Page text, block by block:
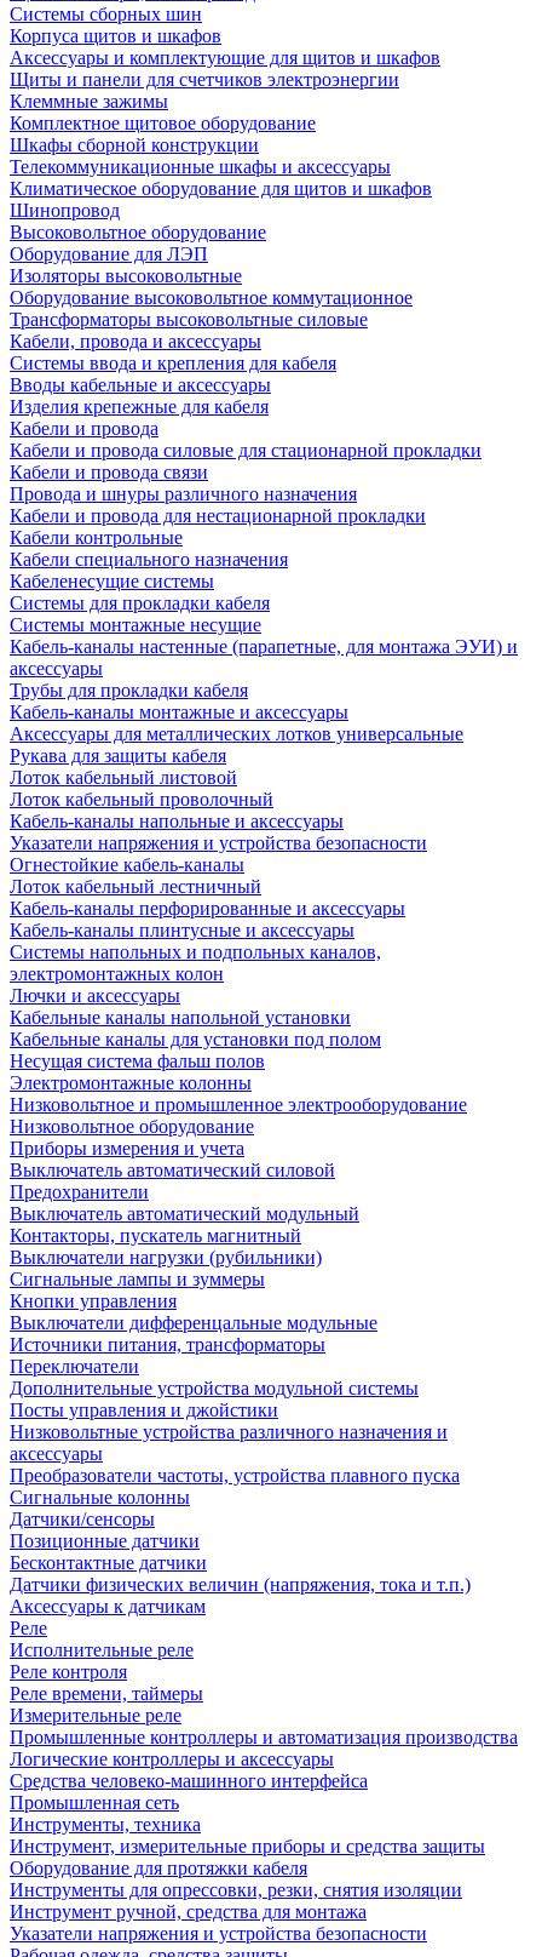
Системы сборных шин
Корпуса щитов и шкафов
Аксессуары и комплектующие для щитов и шкафов
Щиты и панели для счетчиков электроэнергии
Клеммные зажимы
Комплектное щитовое оборудование
Шкафы сборной конструкции
Телекоммуникационные шкафы и аксессуары
Климатическое оборудование для щитов и шкафов
Шинопровод
Высоковольтное оборудование
Оборудование для ЛЭП
Изоляторы высоковольтные
Оборудование высоковольтное коммутационное
Трансформаторы высоковольтные силовые
Кабели, провода и аксессуары
Системы ввода и крепления для кабеля
Вводы кабельные и аксессуары
Изделия крепежные для кабеля
Кабели и провода
Кабели и провода силовые для стационарной прокладки
Кабели и провода связи
Провода и шнуры различного назначения
Кабели и провода для нестационарной прокладки
Кабели контрольные
Кабели специального назначения
Кабеленесущие системы
Системы для прокладки кабеля
Системы монтажные несущие
Кабель-каналы настенные (парапетные, для монтажа ЭУИ) и
аксессуары
Трубы для прокладки кабеля
Кабель-каналы монтажные и аксессуары
Аксессуары для металлических лотков универсальные
Рукава для защиты кабеля
Лоток кабельный листовой
Лоток кабельный проволочный
Кабель-каналы напольные и аксессуары
Указатели напряжения и устройства безопасности
Огнестойкие кабель-каналы
Лоток кабельный лестничный
Кабель-каналы перфорированные и аксессуары
Кабель-каналы плинтусные и аксессуары
Системы напольных и подпольных каналов,
электромонтажных колон
Лючки и аксессуары
Кабельные каналы напольной установки
Кабельные каналы для установки под полом
Несущая система фальш полов
Электромонтажные колонны
Низковольтное и промышленное электрооборудование
Низковольтное оборудование
Приборы измерения и учета
Выключатель автоматический силовой
Предохранители
Выключатель автоматический модульный
Контакторы, пускатель магнитный
Выключатели нагрузки (рубильники)
Сигнальные лампы и зуммеры
Кнопки управления
Выключатели дифференцальные модульные
Источники питания, трансформаторы
Переключатели
Дополнительные устройства модульной системы
Посты управления и джойстики
Низковольтные устройства различного назначения и
аксессуары
Преобразователи частоты, устройства плавного пуска
Сигнальные колонны
Датчики/сенсоры
Позиционные датчики
Бесконтактные датчики
Датчики физических величин (напряжения, тока и т.п.)
Аксессуары к датчикам
Реле
Исполнительные реле
Реле контроля
Реле времени, таймеры
Измерительные реле
Промышленные контроллеры и автоматизация производства
Логические контроллеры и аксессуары
Средства человеко-машинного интерфейса
Промышленная сеть
Инструменты, техника
Инструмент, измерительные приборы и средства защиты
Оборудование для протяжки кабеля
Инструменты для опрессовки, резки, снятия изоляции
Инструмент ручной, средства для монтажа
Указатели напряжения и устройства безопасности